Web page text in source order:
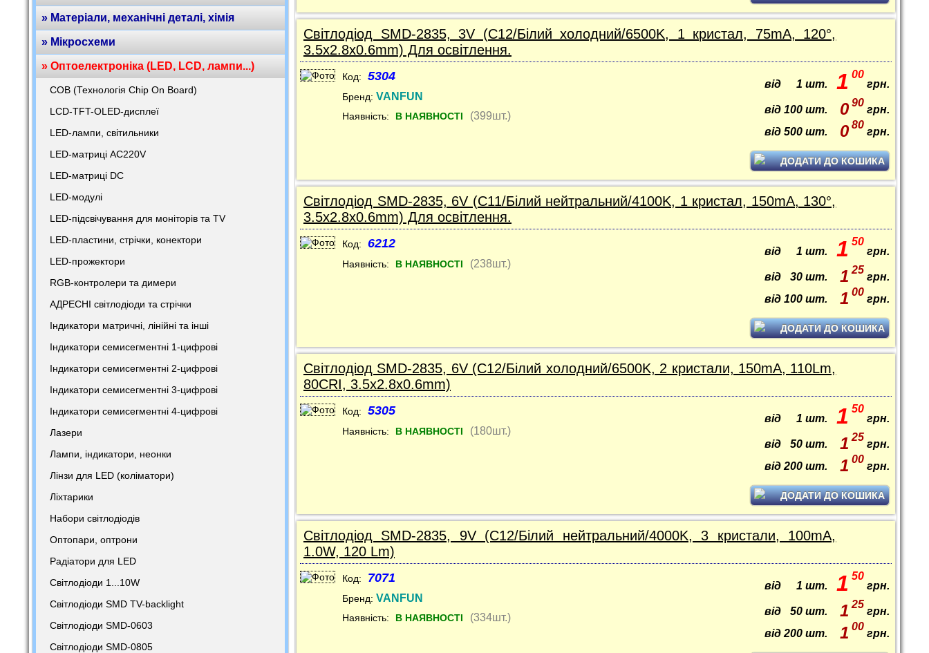
» Матеріали, механічні деталі, хімія
» Мікросхеми
» Оптоелектроніка (LED, LCD, лампи...)
COB (Технологія Chip On Board)
LCD-TFT-OLED-дисплеї
LED-лампи, світильники
LED-матриці AC220V
LED-матриці DC
LED-модулі
LED-підсвічування для моніторів та TV
LED-пластини, стрічки, конектори
LED-прожектори
RGB-контролери та димери
АДРЕСНІ світлодіоди та стрічки
Індикатори матричні, лінійні та інші
Індикатори семисегментні 1-цифрові
Індикатори семисегментні 2-цифрові
Індикатори семисегментні 3-цифрові
Індикатори семисегментні 4-цифрові
Лазери
Лампи, індикатори, неонки
Лінзи для LED (коліматори)
Ліхтарики
Набори світлодіодів
Оптопари, оптрони
Радіатори для LED
Світлодіоди 1...10W
Світлодіоди SMD TV-backlight
Світлодіоди SMD-0603
Світлодіоди SMD-0805
Світлодіод SMD-2835, 3V (C12/Білий холодний/6500K, 1 кристал, 75mA, 120°,
3.5x2.8x0.6mm) Для освітлення.
Код: 5304
Бренд: VANFUN
Наявність: В НАЯВНОСТІ (399шт.)
від 1 шт. 1 00
грн.
від 100 шт. 0 90
грн.
від 500 шт. 0 80
грн.
ДОДАТИ ДО КОШИКА
Світлодіод SMD-2835, 6V (C11/Білий нейтральний/4100K, 1 кристал, 150mA, 130°,
3.5x2.8x0.6mm) Для освітлення.
Код: 6212
Наявність: В НАЯВНОСТІ (238шт.)
від 1 шт. 1 50
грн.
від 30 шт. 1 25
грн.
від 100 шт. 1 00
грн.
ДОДАТИ ДО КОШИКА
Світлодіод SMD-2835, 6V (C12/Білий холодний/6500K, 2 кристали, 150mA, 110Lm,
80CRI, 3.5x2.8x0.6mm)
Код: 5305
Наявність: В НАЯВНОСТІ (180шт.)
від 1 шт. 1 50
грн.
від 50 шт. 1 25
грн.
від 200 шт. 1 00
грн.
ДОДАТИ ДО КОШИКА
Світлодіод SMD-2835, 9V (C12/Білий нейтральний/4000K, 3 кристали, 100mA,
1.0W, 120 Lm)
Код: 7071
Бренд: VANFUN
Наявність: В НАЯВНОСТІ (334шт.)
від 1 шт. 1 50
грн.
від 50 шт. 1 25
грн.
від 200 шт. 1 00
грн.